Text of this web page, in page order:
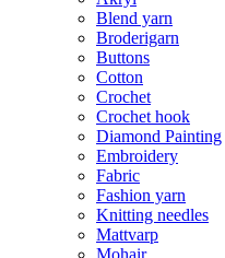
Blend yarn
Broderigarn
Buttons
Cotton
Crochet
Crochet hook
Diamond Painting
Embroidery
Fabric
Fashion yarn
Knitting needles
Mattvarp
Mohair